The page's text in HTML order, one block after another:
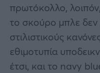
πρωτόκολλο,
το σκούρο μπλε δεν
στιλιστικούς
εθιμοτυπία
έτσι, και το navy